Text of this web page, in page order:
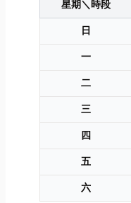
星期＼時段
日
一
二
三
四
五
六